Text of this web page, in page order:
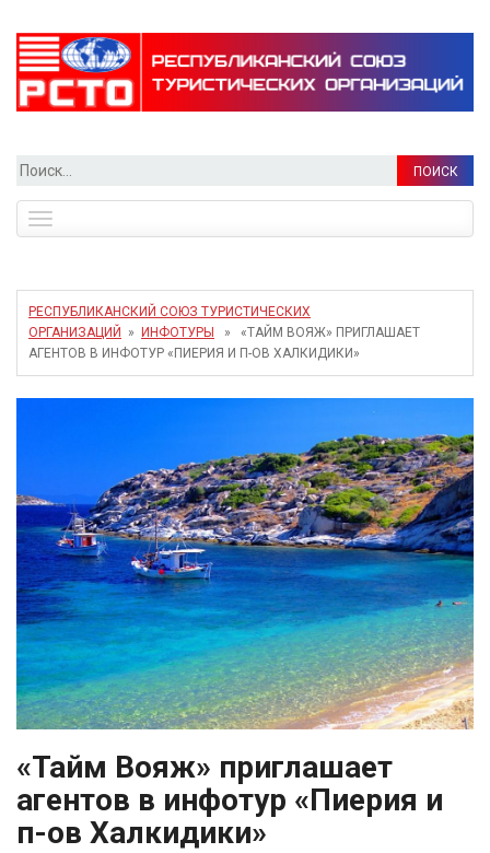
Найти:
navigation
РЕСПУБЛИКАНСКИЙ СОЮЗ ТУРИСТИЧЕСКИХ
ОРГАНИЗАЦИЙ
» ИНФОТУРЫ
» «ТАЙМ ВОЯЖ» ПРИГЛАШАЕТ
АГЕНТОВ В ИНФОТУР «ПИЕРИЯ И П-ОВ ХАЛКИДИКИ»
«Тайм Вояж» приглашает
агентов в инфотур «Пиерия и
п-ов Халкидики»